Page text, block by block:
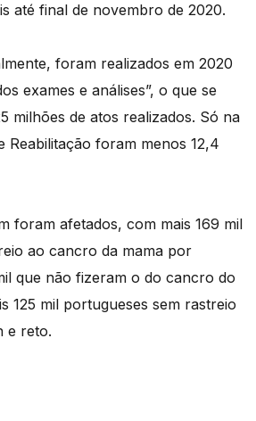
até final de novembro de 2020.
foram realizados em 2020
exames e análises”, o que se
milhões de atos realizados. Só na
Reabilitação foram menos 12,4
foram afetados, com mais 169 mil
ao cancro da mama por
que não fizeram o do cancro do
125 mil portugueses sem rastreio
e reto.